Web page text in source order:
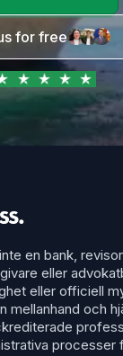
for free
en bank,
eller
eller officiell
mellanhand och
processer